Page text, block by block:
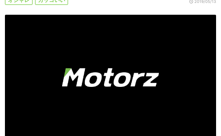
2019/05/13